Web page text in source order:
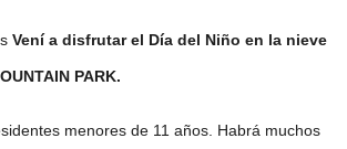
Vení a disfrutar el Día del Niño en la nieve
PARK.
menores de 11 años. Habrá muchos